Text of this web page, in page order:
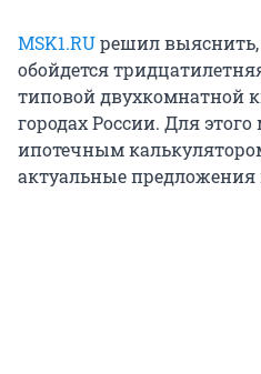
MSK1.RUрешил выяснить,
обойдется
типовой двухкомнатной
городах России. Для
ипотечным
актуальные предложения